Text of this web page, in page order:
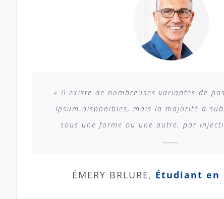
« Il existe de nombreuses variantes de
Ipsum disponibles, mais la majorité a
sous une forme ou une autre, par
ÉMERY BRLURE, Étudiant en